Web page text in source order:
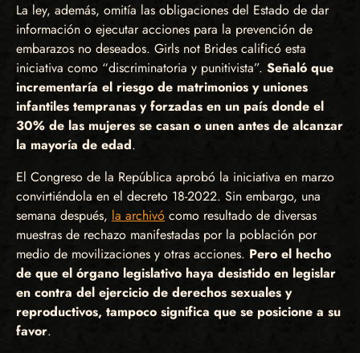
La ley, además, omitía las obligaciones del Estado de dar
información o ejecutar acciones para la prevención de
embarazos no deseados. Girls not Brides calificó esta
iniciativa como “discriminatoria y punitivista”. Señaló que
incrementaría el riesgo de matrimonios y uniones
infantiles tempranas y forzadas en un país donde el
30% de las mujeres se casan o unen antes de alcanzar
la mayoría de edad.
El Congreso de la República aprobó la iniciativa en marzo
convirtiéndola en el decreto 18-2022. Sin embargo, una
semana después, la archivó como resultado de diversas
muestras de rechazo manifestadas por la población por
medio de movilizaciones y otras acciones. Pero el hecho
de que el órgano legislativo haya desistido en legislar
en contra del ejercicio de derechos sexuales y
reproductivos, tampoco significa que se posicione a su
favor.